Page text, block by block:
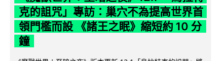
克的詛咒」專訪：巢穴不為提高世界首
領門檻而設 《諸王之眠》縮短約 10 分
鐘